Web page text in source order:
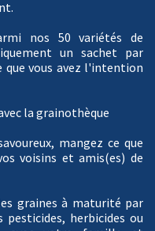
nos 50 variétés de
un sachet par
vous avez l'intention
la grainothèque
mangez ce que
voisins et amis(es) de
graines à maturité par
pesticides, herbicides ou